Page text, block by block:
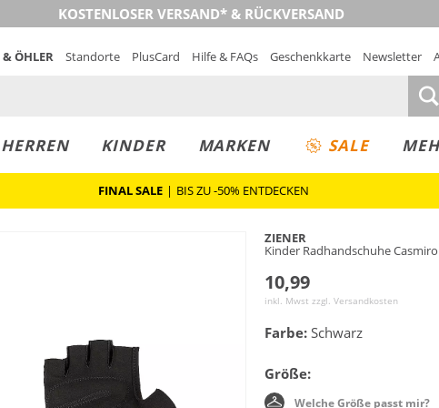
KOSTENLOSER VERSAND* & RÜCKVERSAND
ÖHLER Standorte PlusCard Hilfe & FAQs Geschenkkarte Newsletter
HERREN KINDER MARKEN SALE
FINAL SALE | BIS ZU -50% ENTDECKEN
ZIENER
Kinder Radhandschuhe Casmiro
10,99
inkl. Mwst zzgl. Versandkosten
Farbe: Schwarz
Größe:
Welche Größe passt mir?